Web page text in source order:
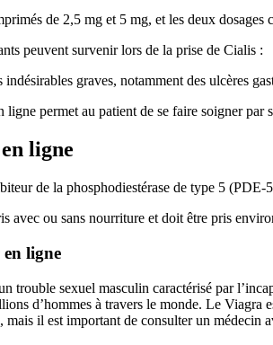
de 2,5 mg et 5 mg, et les deux
peuvent survenir lors de la prise de Cialis :
indésirables graves, notamment des ulcères
permet au patient de se faire soigner par
ligne
de la phosphodiestérase de type 5
avec ou sans nourriture et doit être pris
ligne
trouble sexuel masculin caractérisé par
d’hommes à travers le monde. Le
mais il est important de consulter un médecin